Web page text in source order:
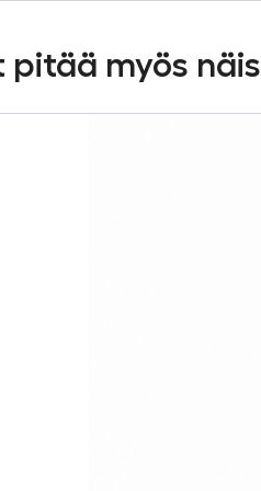
pitää myös